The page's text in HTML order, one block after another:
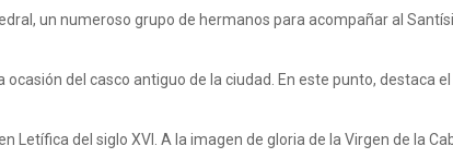
un numeroso grupo de hermanos para acompañar al
del casco antiguo de la ciudad. En este punto, destaca
Letífica del siglo XVI. A la imagen de gloria de la Virgen de la